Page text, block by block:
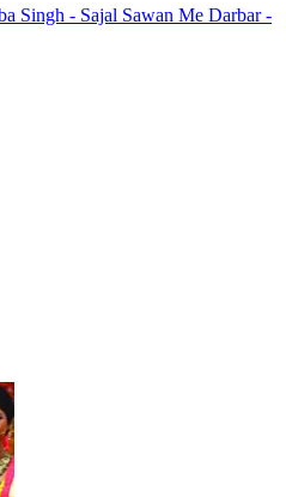
Singh - Sajal Sawan Me Darbar -